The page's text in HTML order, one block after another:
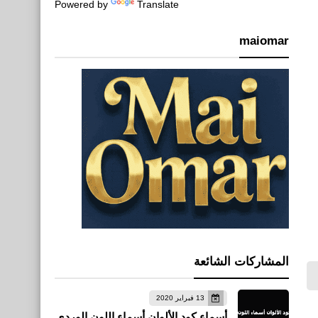
Powered by Translate
maiomar
المشاركات الشائعة
13 فبراير 2020